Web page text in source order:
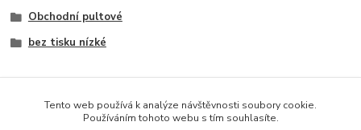
Obchodní pultové
bez tisku nízké
Tento web používá k analýze návštěvnosti soubory cookie.
Používáním tohoto webu s tím souhlasíte.